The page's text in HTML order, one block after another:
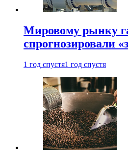
Мировому рынку
спрогнозировали
1 год спустя1 год спустя